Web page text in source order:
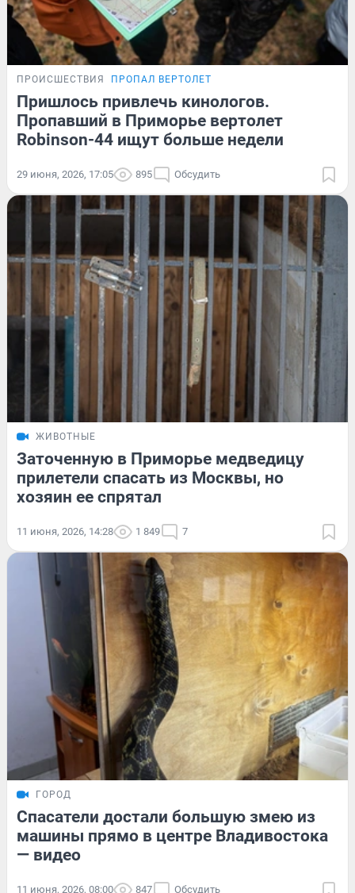
ПРОИСШЕСТВИЯ ПРОПАЛ ВЕРТОЛЕТ
Пришлось привлечь кинологов.
Пропавший в Приморье вертолет
Robinson-44 ищут больше недели
29 июня, 2026, 17:05 895 Обсудить
ЖИВОТНЫЕ
Заточенную в Приморье медведицу
прилетели спасать из Москвы, но
хозяин ее спрятал
11 июня, 2026, 14:28 1 849 7
ГОРОД
Спасатели достали большую змею из
машины прямо в центре Владивостока
— видео
11 июня, 2026, 08:00 847 Обсудить